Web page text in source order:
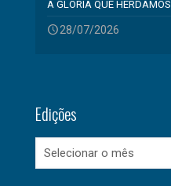
A GLÓRIA QUE HERDAMOS
28/07/2026
Edições
Edições